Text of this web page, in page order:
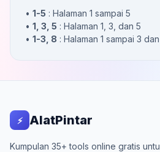
• 1-5 : Halaman 1 sampai 5
• 1, 3, 5 : Halaman 1, 3, dan 5
• 1-3, 8 : Halaman 1 sampai 3
⚡ AlatPintar
Kumpulan 35+ tools online gratis